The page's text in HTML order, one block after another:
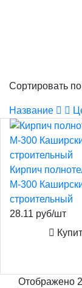
Сортировать
Название
Кирпич
М-300
строительный
28.11 руб/шт
Отображено